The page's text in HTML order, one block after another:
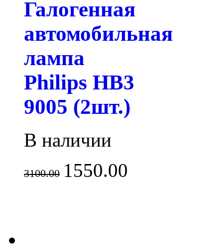
Галогенная
автомобильная
лампа
Philips HB3
9005 (2шт.)
В наличии
3100.00 1550.00